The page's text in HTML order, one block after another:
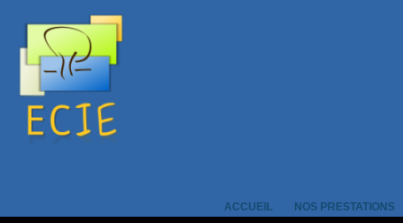
ACCUEIL NOS PRESTATIONS